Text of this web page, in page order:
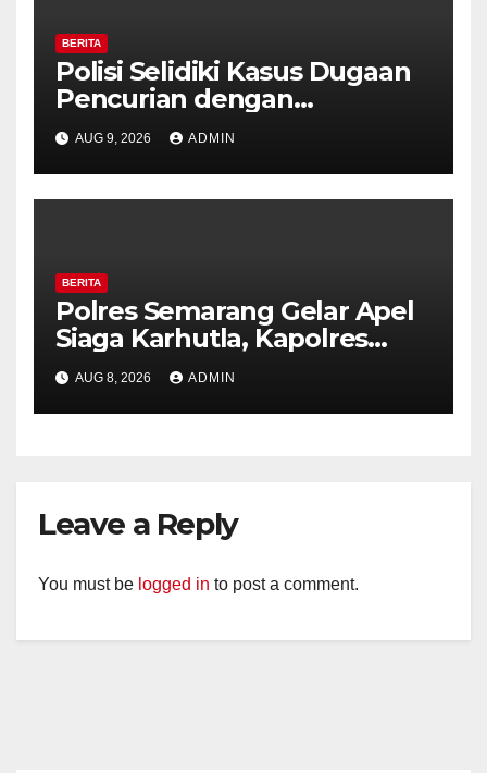
BERITA
Polisi Selidiki Kasus Dugaan
Pencurian dengan
Kekerasan di Counter HP
Royal Phone Ambarawa.
AUG 9, 2026 ADMIN
BERITA
Polres Semarang Gelar Apel
Siaga Karhutla, Kapolres
Tekankan Sinergi dan
Kesiapsiagaan Hadapi Musim
Kemarau.
AUG 8, 2026 ADMIN
Leave a Reply
You must be logged in to post a comment.